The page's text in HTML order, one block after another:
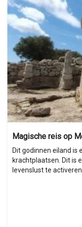
Magische reis op
Dit godinnen eiland is
krachtplaatsen. Dit is
levenslust te